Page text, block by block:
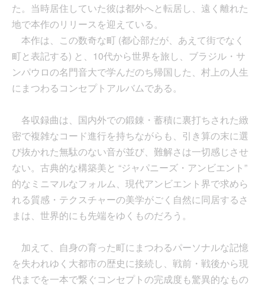
た。当時居住していた彼は都外へと転居し、遠く離れた
地で本作のリリースを迎えている。
本作は、この数奇な町 (都心部だが、あえて街でなく
町と表記する) と、10代から世界を旅し、ブラジル・サ
ンパウロの名門音大で学んだのち帰国した、村上の人生
にまつわるコンセプトアルバムである。
各収録曲は、国内外での鍛錬・蓄積に裏打ちされた緻
密で複雑なコード進行を持ちながらも、引き算の末に選
び抜かれた無駄のない音が並び、難解さは一切感じさせ
ない。古典的な構築美と “ジャパニーズ・アンビエント”
的なミニマルなフォルム、現代アンビエント界で求めら
れる質感・テクスチャーの美学がごく自然に同居するさ
まは、世界的にも先端をゆくものだろう。
加えて、自身の育った町にまつわるパーソナルな記憶
を失われゆく大都市の歴史に接続し、戦前・戦後から現
代までを一本で繋ぐコンセプトの完成度も驚異的なもの